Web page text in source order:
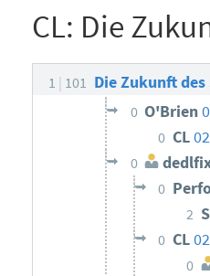
CL: Die
1 101 Die Zukunft des
0 O'Brien
0 CL
0
0
2
0 CL
0